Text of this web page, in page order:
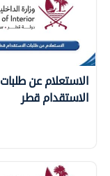
الاستعلام عن طلبات
الاستقدام قطر